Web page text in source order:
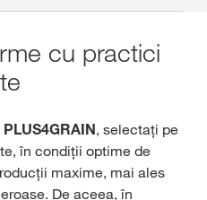
cu practici
PLUS4GRAIN, selectați pe
în condiții optime de
maxime, mai ales
De aceea, în